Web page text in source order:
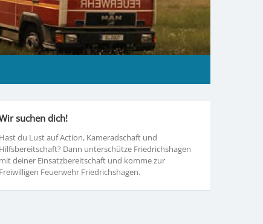
suchen dich!
Hast du Lust auf Action, Kameradschaft und
Hilfsbereitschaft? Dann unterschütze Friedrichshagen
mit deiner Einsatzbereitschaft und komme zur
Freiwilligen Feuerwehr Friedrichshagen.